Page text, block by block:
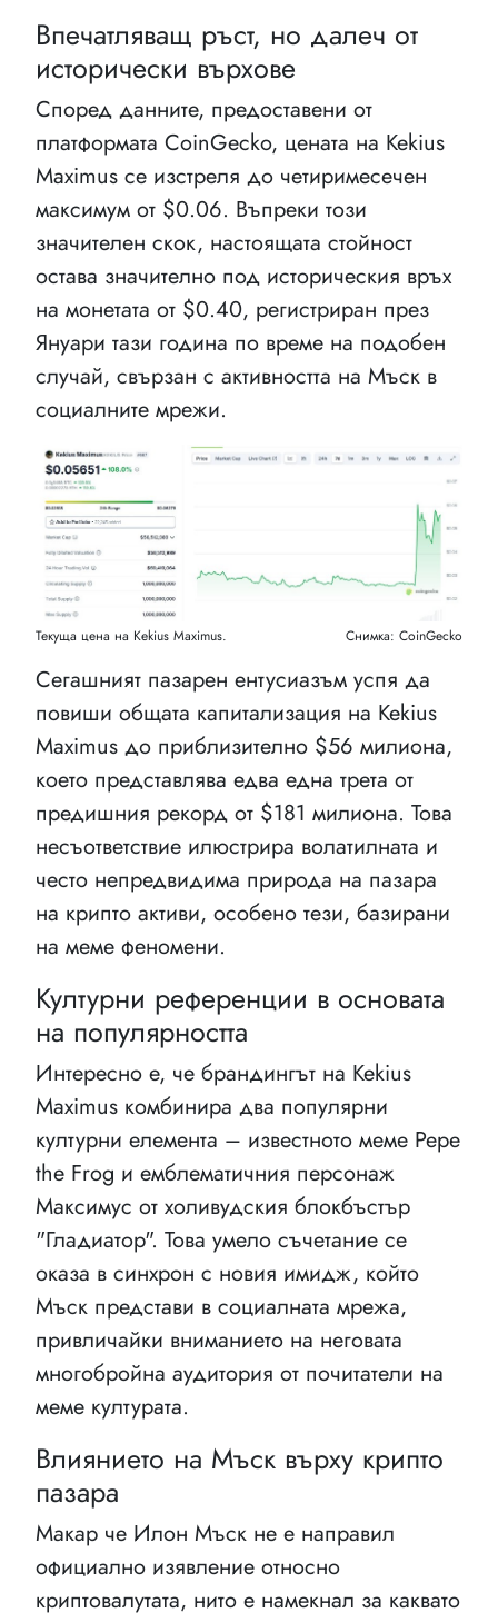
Впечатляващ ръст, но далеч от
исторически върхове
Според данните, предоставени от
платформата CoinGecko, цената на Kekius
Maximus се изстреля до четиримесечен
максимум от $0.06. Въпреки този
значителен скок, настоящата стойност
остава значително под историческия връх
на монетата от $0.40, регистриран през
Януари тази година по време на подобен
случай, свързан с активността на Мъск в
социалните мрежи.
Текуща цена на Kekius Maximus. Снимка: CoinGecko
Сегашният пазарен ентусиазъм успя да
повиши общата капитализация на Kekius
Maximus до приблизително $56 милиона,
което представлява едва една трета от
предишния рекорд от $181 милиона. Това
несъответствие илюстрира волатилната и
често непредвидима природа на пазара
на крипто активи, особено тези, базирани
на меме феномени.
Културни референции в основата
на популярността
Интересно е, че брандингът на Kekius
Maximus комбинира два популярни
културни елемента – известното меме Pepe
the Frog и емблематичния персонаж
Максимус от холивудския блокбъстър
"Гладиатор". Това умело съчетание се
оказа в синхрон с новия имидж, който
Мъск представи в социалната мрежа,
привличайки вниманието на неговата
многобройна аудитория от почитатели на
меме културата.
Влиянието на Мъск върху крипто
пазара
Макар че Илон Мъск не е направил
официално изявление относно
криптовалутата, нито е намекнал за каквато